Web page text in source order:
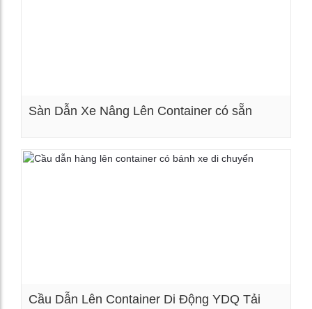
Sàn Dẫn Xe Nâng Lên Container có sẵn
Cầu Dẫn Lên Container Di Động YDQ Tải